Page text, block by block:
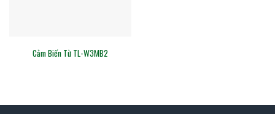
Cảm Biến Từ TL-W3MB2